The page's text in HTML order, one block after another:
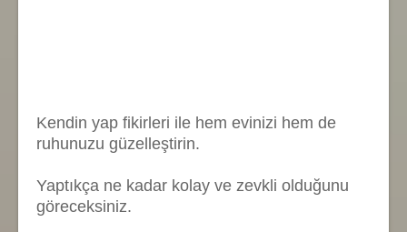
Kendin yap fikirleri ile hem evinizi hem de
ruhunuzu güzelleştirin.
Yaptıkça ne kadar kolay ve zevkli olduğunu
göreceksiniz.